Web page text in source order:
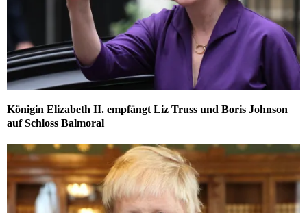
Königin Elizabeth II. empfängt Liz Truss und Boris Johnson
auf Schloss Balmoral